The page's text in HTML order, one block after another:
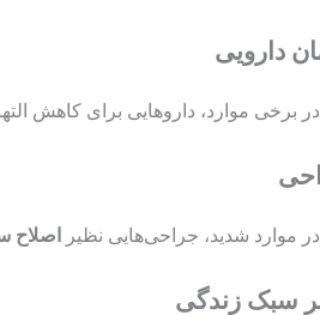
در برخی موارد، داروهایی برای کاهش
در موارد شدید، جراحی‌هایی نظیر اصلاح